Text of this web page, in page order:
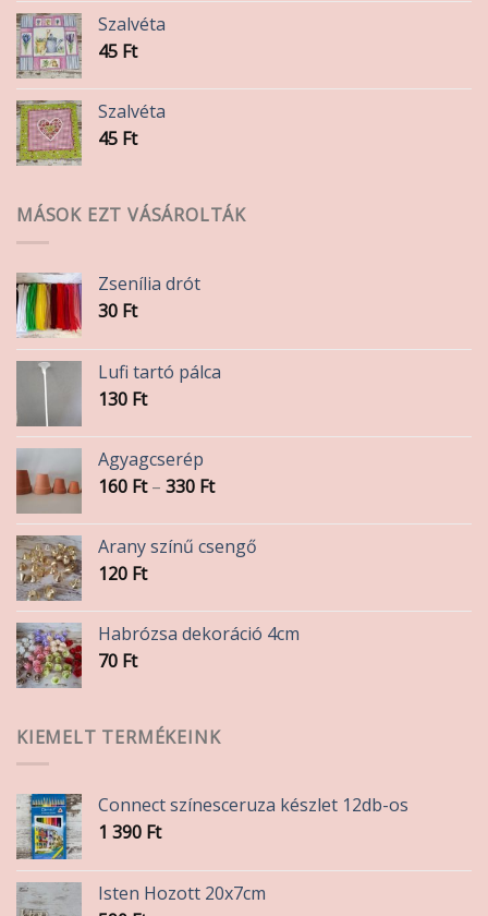
Szalvéta
45 Ft
Szalvéta
45 Ft
MÁSOK EZT VÁSÁROLTÁK
Zsenília drót
30 Ft
Lufi tartó pálca
130 Ft
Agyagcserép
160 Ft – 330 FtÁrtartomány:
-
330 Ft
Arany színű csengő
120 Ft
Habrózsa dekoráció 4cm
70 Ft
KIEMELT TERMÉKEINK
Connect színesceruza készlet 12db-os
1 390 Ft
Isten Hozott 20x7cm